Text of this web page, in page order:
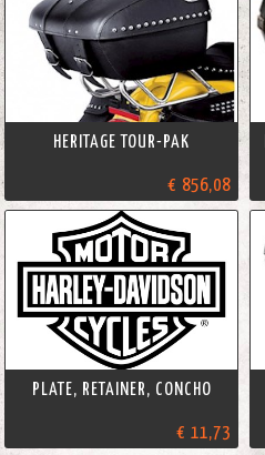
HERITAGE TOUR-PAK
€ 856,08
PLATE, RETAINER, CONCHO
€ 11,73